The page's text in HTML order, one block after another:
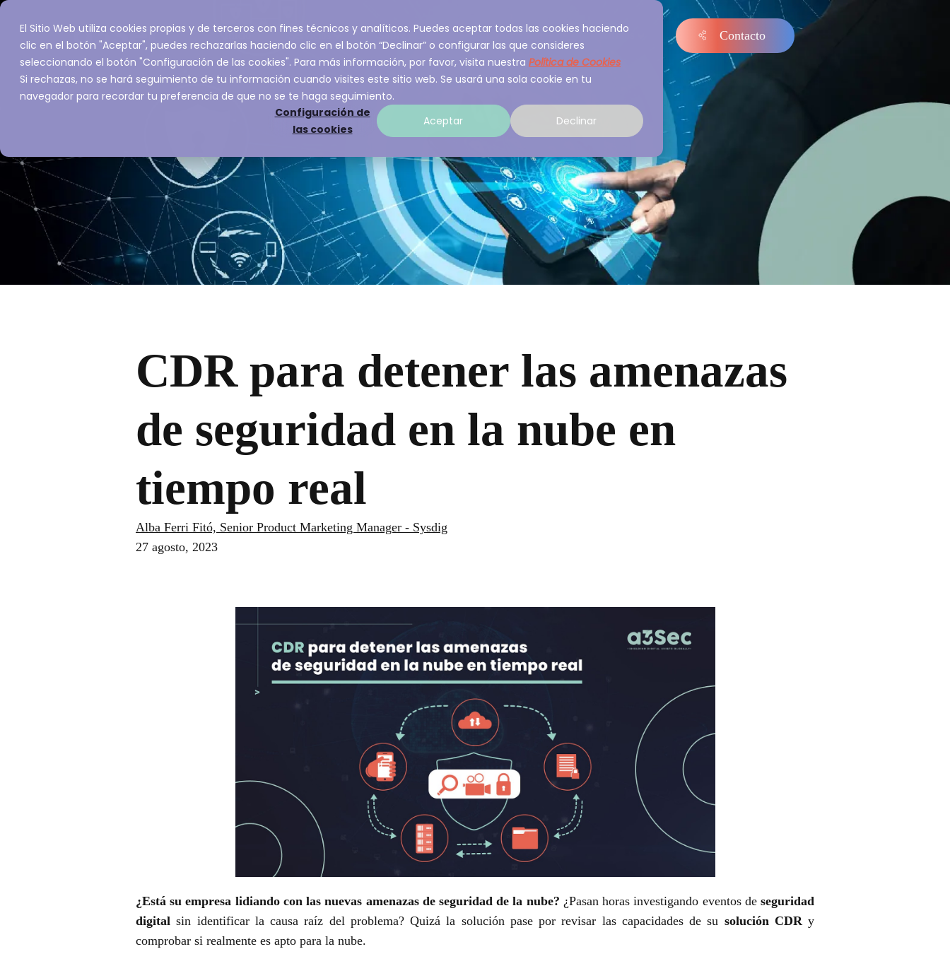
El Sitio Web utiliza cookies propias y de terceros con fines técnicos y analíticos. Puedes aceptar todas las cookies haciendo
clic en el botón "Aceptar", puedes rechazarlas haciendo clic en el botón “Declinar” o configurar las que consideres
seleccionando el botón "Configuración de las cookies". Para más información, por favor, visita nuestra Política de Cookies
Si rechazas, no se hará seguimiento de tu información cuando visites este sitio web. Se usará una sola cookie en tu
navegador para recordar tu preferencia de que no se te haga seguimiento.
Configuración de
las cookies
Aceptar Declinar
Inicio Servicios Sobre A3Sec Experiencia Recursos Contacto
CDR para detener las amenazas
de seguridad en la nube en
tiempo real
Alba Ferri Fitó, Senior Product Marketing Manager - Sysdig
27 agosto, 2023
¿Está su empresa lidiando con las nuevas amenazas de seguridad de la nube? ¿Pasan horas investigando eventos deseguridad
digitalsin identificar la causa raíz del problema? Quizá la solución pase por revisar las capacidades de su solución CDR y
comprobar si realmente es apto para la nube.